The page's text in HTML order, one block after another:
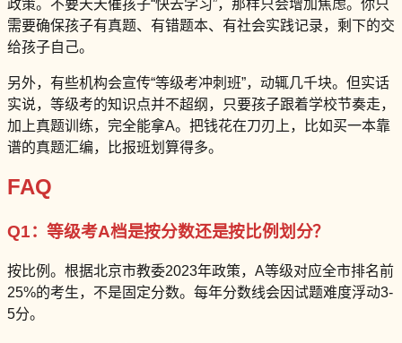
政策。不要天天催孩子“快去学习”，那样只会增加焦虑。你只
需要确保孩子有真题、有错题本、有社会实践记录，剩下的交
给孩子自己。
另外，有些机构会宣传“等级考冲刺班”，动辄几千块。但实话
实说，等级考的知识点并不超纲，只要孩子跟着学校节奏走，
加上真题训练，完全能拿A。把钱花在刀刃上，比如买一本靠
谱的真题汇编，比报班划算得多。
FAQ
Q1：等级考A档是按分数还是按比例划分？
按比例。根据北京市教委2023年政策，A等级对应全市排名前
25%的考生，不是固定分数。每年分数线会因试题难度浮动3-
5分。